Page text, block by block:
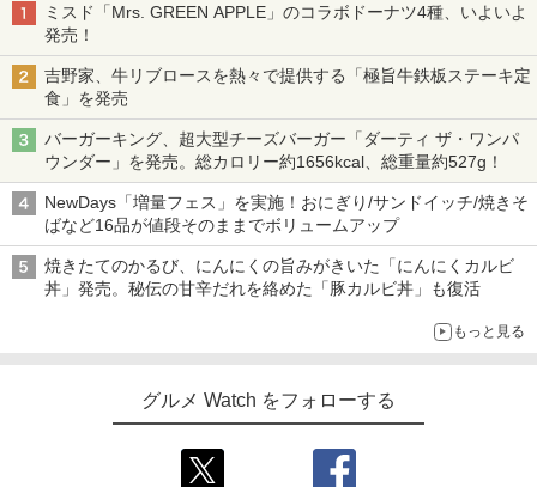
ミスド「Mrs. GREEN APPLE」のコラボドーナツ4種、いよいよ
発売！
吉野家、牛リブロースを熱々で提供する「極旨牛鉄板ステーキ定
食」を発売
バーガーキング、超大型チーズバーガー「ダーティ ザ・ワンパ
ウンダー」を発売。総カロリー約1656kcal、総重量約527g！
NewDays「増量フェス」を実施！おにぎり/サンドイッチ/焼きそ
ばなど16品が値段そのままでボリュームアップ
焼きたてのかるび、にんにくの旨みがきいた「にんにくカルビ
丼」発売。秘伝の甘辛だれを絡めた「豚カルビ丼」も復活
もっと見る
グルメ Watch をフォローする